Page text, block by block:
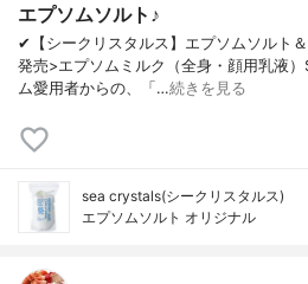
エプソムソルト♪
✔︎【シークリスタルス】エプソムソルト
発売>エプソムミルク（全身・顔用乳液
ム愛用者からの、「…続きを見る
sea crystals(シークリスタルス)
エプソムソルト オリジナル